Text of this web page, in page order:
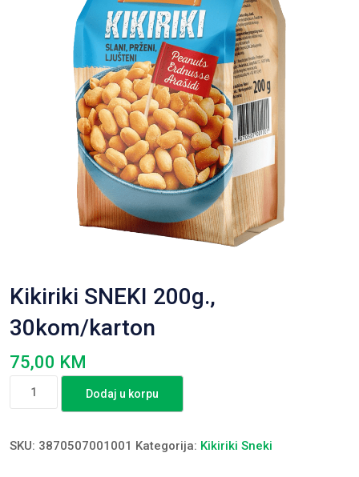
Kikiriki SNEKI 200g.,
30kom/karton
75,00 KM
Kikiriki
30kom/karton
Dodaj u korpu
SKU: 3870507001001 Kategorija: Kikiriki Sneki